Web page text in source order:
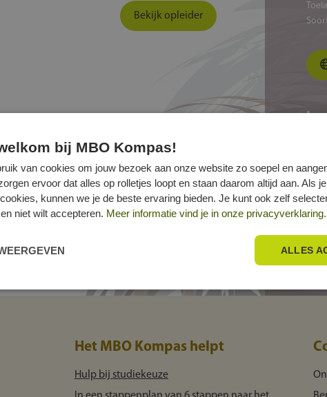
Bekijk opleider
Het MBO Kompas helpt
Hulp bij studiekeuze
bij MBO Kompas!
van cookies om jouw bezoek aan onze website zo soepel en
ervoor dat alles op rolletjes loopt en staan daarom altijd aan. Als
kunnen we je de beste ervaring bieden. Je kunt ook zelf
niet wilt accepteren. Meer informatie vind je in onze privacyverklaring.
ALLES